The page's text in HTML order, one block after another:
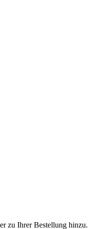
zu Ihrer Bestellung hinzu.